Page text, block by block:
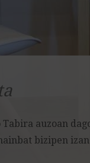
auzoan
bizipen izan